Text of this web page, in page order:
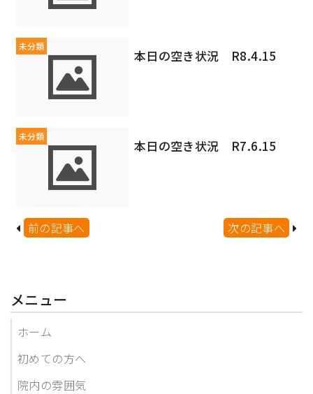
未分類
本日の空き状況 R8.4.15
未分類
本日の空き状況 R7.6.15
前の記事へ 次の記事へ
メニュー
ホーム
初めての方へ
院内の雰囲気